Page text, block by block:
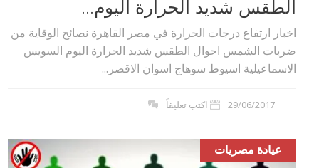
الطقس شديد الحرارة اليوم...
اخبار ارتفاع درجات الحرارة في مصر القاهرة نصائح الوقاية من
ضربات الشمس احوال الطقس شديد الحرارة اليوم السويس
الاسماعيلية اسيوط سوهاج اسوان الاقصر...
29/06/2017 اكتب تعليقاً
عيادة مصريات